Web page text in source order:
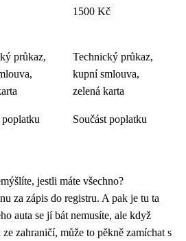
1500 Kč
průkaz,
Technický průkaz,
kupní smlouva,
zelená karta
poplatku Součást poplatku
jestli máte všechno?
za zápis do registru. A pak je tu ta
auta se jí bát nemusíte, ale když
zahraničí, může to pěkně zamíchat s